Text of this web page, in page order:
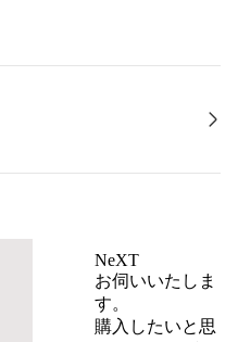
NeXT
お伺いいたしま
す。
購入したいと思